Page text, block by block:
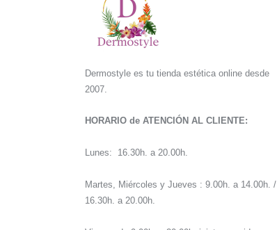
Dermostyle es tu tienda estética online desde
2007.
HORARIO de ATENCIÓN AL CLIENTE:
Lunes: 16.30h. a 20.00h.
Martes, Miércoles y Jueves : 9.00h. a 14.00h. /
16.30h. a 20.00h.